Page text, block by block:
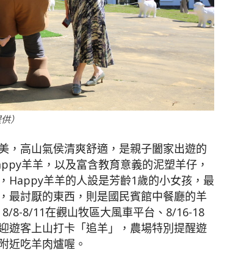
）
，高山氣侯清爽舒適，是親子闔家出遊的
羊羊，以及富含教育意義的泥塑羊仔，
Happy羊羊的人設是芳齡1歲的小女孩，最
最討厭的東西，則是國民賓館中餐廳的羊
8-8/11在觀山牧區大風車平台、8/16-18
遊客上山打卡「追羊」，農場特別提醒遊
近吃羊肉爐喔。